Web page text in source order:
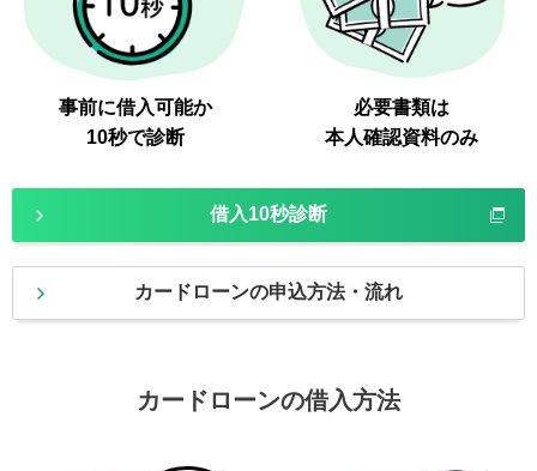
事前に借入可能か
10秒で診断
必要書類は
本人確認資料のみ
借入10秒診断
カードローンの申込方法・流れ
カードローンの借入方法